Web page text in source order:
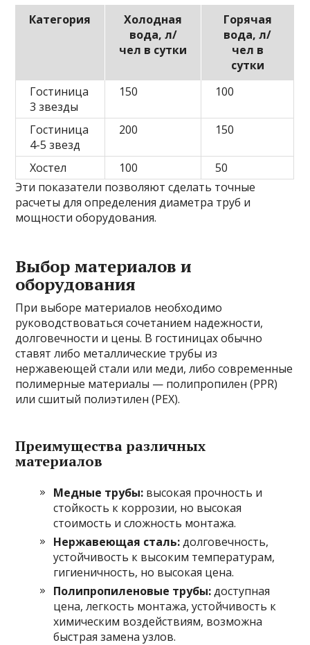
Категория
Холодная
вода, л/
чел в сутки
Горячая
вода, л/
чел в
сутки
Гостиница
3 звезды
150 100
Гостиница
4-5 звезд
200 150
Хостел 100
50
Эти показатели позволяют сделать точные
расчеты для определения диаметра труб и
мощности оборудования.
Выбор материалов и
оборудования
При выборе материалов необходимо
руководствоваться сочетанием надежности,
долговечности и цены. В гостиницах обычно
ставят либо металлические трубы из
нержавеющей стали или меди, либо современные
полимерные материалы — полипропилен (PPR)
или сшитый полиэтилен (PEX).
Преимущества различных
материалов
Медные трубы: высокая прочность и
стойкость к коррозии, но высокая
стоимость и сложность монтажа.
Нержавеющая сталь:долговечность,
устойчивость к высоким температурам,
гигиеничность, но высокая цена.
Полипропиленовые трубы:доступная
цена, легкость монтажа, устойчивость к
химическим воздействиям, возможна
быстрая замена узлов.